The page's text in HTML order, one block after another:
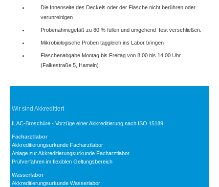
Die Innenseite des Deckels oder der Flasche nicht berühren oder
verunreinigen
Probenahmegefäß zu 80 % füllen und umgehend fest verschließen.
Mikrobiologische Proben taggleich ins Labor bringen
Flaschenabgabe Montag bis Freitag von 8:00 bis 14:00 Uhr
(Falkestraße 5, Hameln)
Wir sind Akkreditiert
ILAC-Broschüre - Vorzüge einer Akkreditierung nach ISO 15189
Facharztlabor
Akkreditierungsurkunde Facharztlabor
Anlage zur Akkreditierungsurkunde Facharztlabor
Prüfverfahren im flexiblen Geltungsbereich
Wasserlabor
Akkreditierungsurkunde Wasserlabor